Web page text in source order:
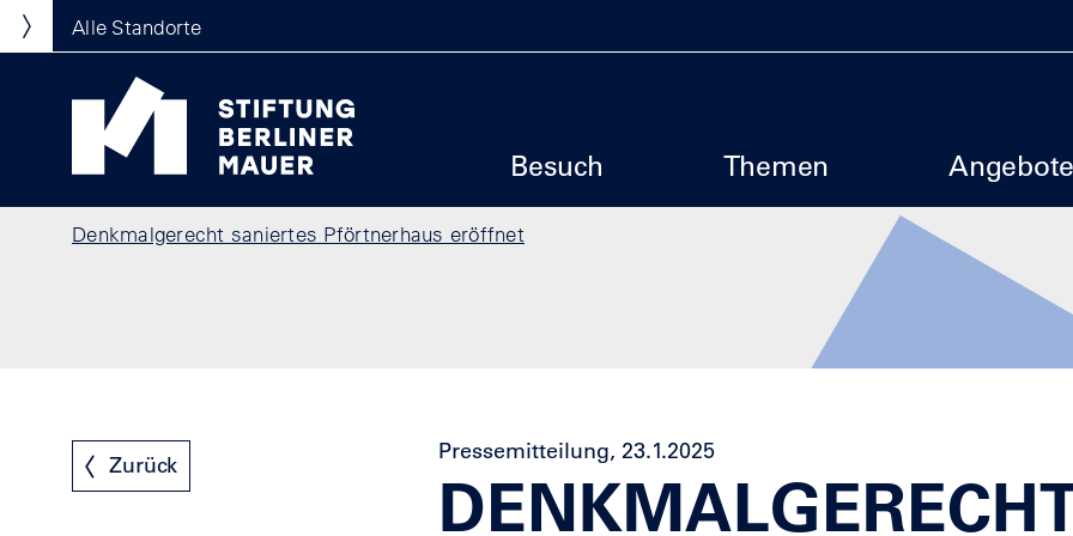
Direkt zum Inhalt
Standortmenu
Show locations
Alle Standorte
Stiftung Berliner Mauer Startseite
Hauptmenu SBM
Besuch Themen Angebote
Pfadnavigation
Denkmalgerecht saniertes Pförtnerhaus eröffnet
Zurück
Pressemitteilung, 23.1.2025